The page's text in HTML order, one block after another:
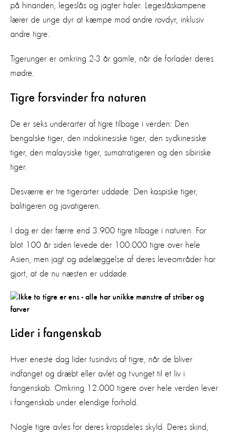
på hinanden, legeslås og jagter haler. Legeslåskampene
lærer de unge dyr at kæmpe mod andre rovdyr, inklusiv
andre tigre.
Tigerunger er omkring 2-3 år gamle, når de forlader deres
mødre.
Tigre forsvinder fra naturen
De er seks underarter af tigre tilbage i verden: Den
bengalske tiger, den indokinesiske tiger, den sydkinesiske
tiger, den malaysiske tiger, sumatratigeren og den sibiriske
tiger.
Desværre er tre tigerarter uddøde: Den kaspiske tiger,
balitigeren og javatigeren.
I dag er der færre end 3.900 tigre tilbage i naturen. For
blot 100 år siden levede der 100.000 tigre over hele
Asien, men jagt og ødelæggelse af deres leveområder har
gjort, at de nu næsten er uddøde.
Lider i fangenskab
Hver eneste dag lider tusindvis af tigre, når de bliver
indfanget og dræbt eller avlet og tvunget til et liv i
fangenskab. Omkring 12.000 tigere over hele verden lever
i fangenskab under elendige forhold.
Nogle tigre avles for deres kropsdeles skyld. Deres skind,